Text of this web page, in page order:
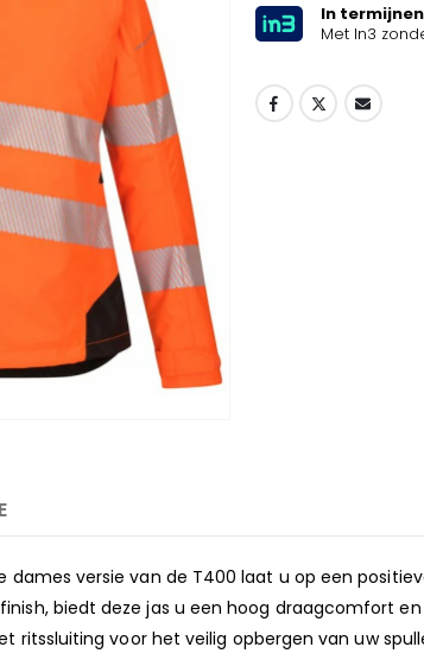
In
Met In3
versie van de T400 laat u op een
biedt deze jas u een hoog draagcomfort
ritssluiting voor het veilig opbergen van uw